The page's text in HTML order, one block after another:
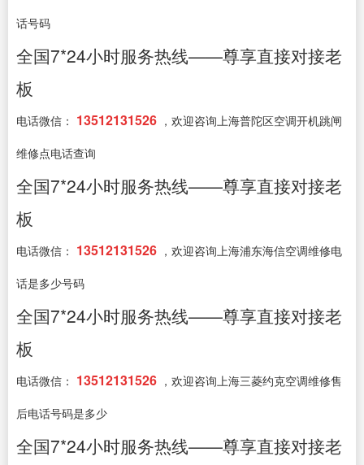
话号码
全国7*24小时服务热线——尊享直接对接老
板
电话微信： 13512131526 ，欢迎咨询上海普陀区空调开机跳闸
维修点电话查询
全国7*24小时服务热线——尊享直接对接老
板
电话微信： 13512131526 ，欢迎咨询上海浦东海信空调维修电
话是多少号码
全国7*24小时服务热线——尊享直接对接老
板
电话微信： 13512131526 ，欢迎咨询上海三菱约克空调维修售
后电话号码是多少
全国7*24小时服务热线——尊享直接对接老